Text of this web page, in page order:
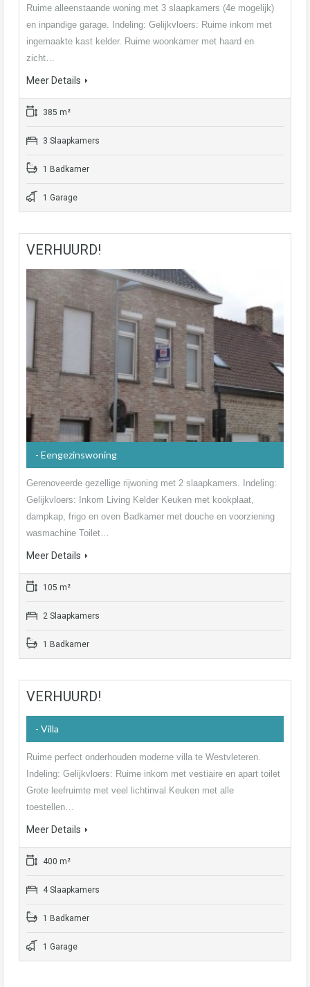
Ruime alleenstaande woning met 3 slaapkamers (4e mogelijk)
en inpandige garage. Indeling: Gelijkvloers: Ruime inkom met
ingemaakte kast kelder. Ruime woonkamer met haard en
zicht…
Meer Details
385 m²
3 Slaapkamers
1 Badkamer
1 Garage
VERHUURD!
- Eengezinswoning
Gerenoveerde gezellige rijwoning met 2 slaapkamers. Indeling:
Gelijkvloers: Inkom Living Kelder Keuken met kookplaat,
dampkap, frigo en oven Badkamer met douche en voorziening
wasmachine Toilet…
Meer Details
105 m²
2 Slaapkamers
1 Badkamer
VERHUURD!
- Villa
Ruime perfect onderhouden moderne villa te Westvleteren.
Indeling: Gelijkvloers: Ruime inkom met vestiaire en apart toilet
Grote leefruimte met veel lichtinval Keuken met alle
toestellen…
Meer Details
400 m²
4 Slaapkamers
1 Badkamer
1 Garage